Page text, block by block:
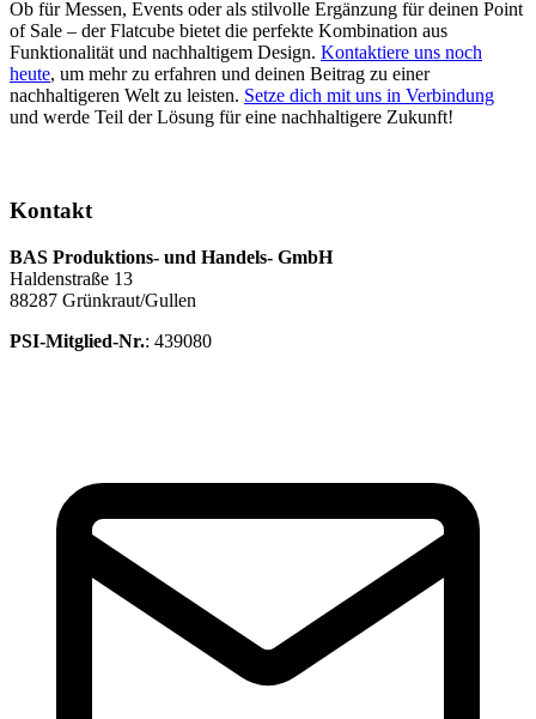
Ob für Messen, Events oder als stilvolle Ergänzung für deinen Point
of Sale – der Flatcube bietet die perfekte Kombination aus
Funktionalität und nachhaltigem Design. Kontaktiere uns noch
heute, um mehr zu erfahren und deinen Beitrag zu einer
nachhaltigeren Welt zu leisten. Setze dich mit uns in Verbindung
und werde Teil der Lösung für eine nachhaltigere Zukunft!
Kontakt
BAS Produktions- und Handels- GmbH
Haldenstraße 13
88287 Grünkraut/Gullen
PSI-Mitglied-Nr.: 439080